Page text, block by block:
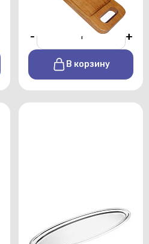
От 250 р./сутки
- +
В корзину
Овальное блюдо из
нержавеющей стали
100х34